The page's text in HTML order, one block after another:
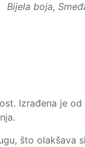
Bijela boja,
Izrađena je
što olakšava